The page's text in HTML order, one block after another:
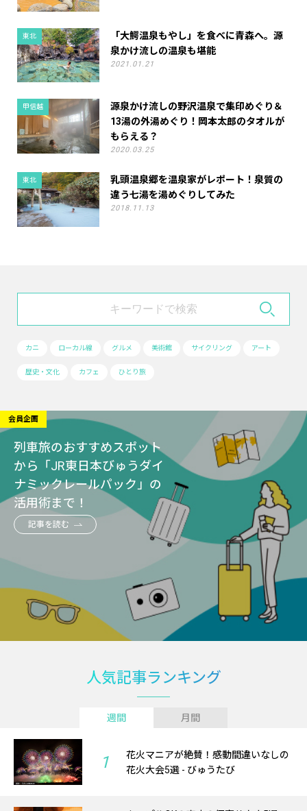
東北
「大鰐温泉もやし」を食べに青森へ。源
泉かけ流しの温泉も堪能
2021.01.21
甲信越
源泉かけ流しの野沢温泉で集印めぐり＆
13湯の外湯めぐり！岡本太郎のタオルが
もらえる？
2020.03.25
東北
乳頭温泉郷を温泉家がレポート！泉質の
違う七湯を湯めぐりしてみた
2018.11.13
カニ ローカル線 グルメ 美術館 サイクリング アート
歴史・文化 カフェ ひとり旅
会員企画
列車旅のおすすめスポット
から「JR東日本びゅうダイ
ナミックレールパック」の
活用術まで！
記事を読む
人気記事ランキング
週間 月間
1
花火マニアが絶賛！感動間違いなしの
花火大会5選 - びゅうたび